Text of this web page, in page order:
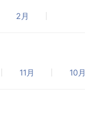
2月
11月 10月